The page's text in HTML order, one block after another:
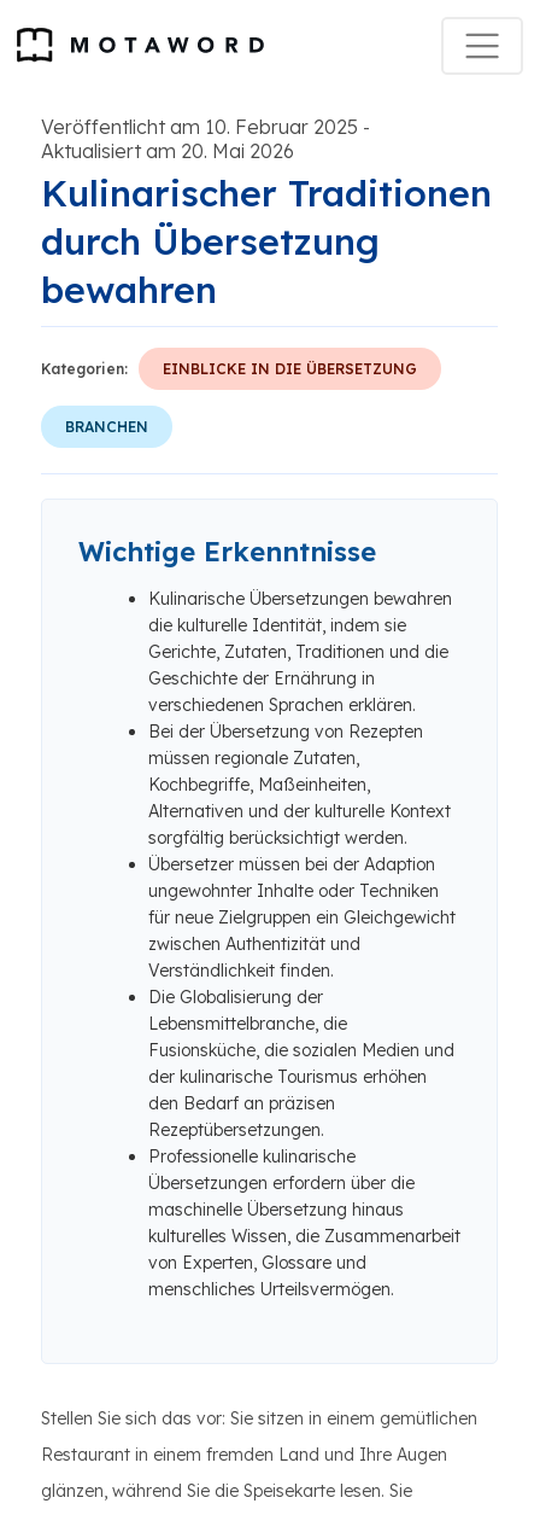
Veröffentlicht am 10. Februar 2025 -
Aktualisiert am 20. Mai 2026
Kulinarischer Traditionen
durch Übersetzung
bewahren
Kategorien: EINBLICKE IN DIE ÜBERSETZUNG
BRANCHEN
Wichtige Erkenntnisse
Kulinarische Übersetzungen bewahren
die kulturelle Identität, indem sie
Gerichte, Zutaten, Traditionen und die
Geschichte der Ernährung in
verschiedenen Sprachen erklären.
Bei der Übersetzung von Rezepten
müssen regionale Zutaten,
Kochbegriffe, Maßeinheiten,
Alternativen und der kulturelle Kontext
sorgfältig berücksichtigt werden.
Übersetzer müssen bei der Adaption
ungewohnter Inhalte oder Techniken
für neue Zielgruppen ein Gleichgewicht
zwischen Authentizität und
Verständlichkeit finden.
Die Globalisierung der
Lebensmittelbranche, die
Fusionsküche, die sozialen Medien und
der kulinarische Tourismus erhöhen
den Bedarf an präzisen
Rezeptübersetzungen.
Professionelle kulinarische
Übersetzungen erfordern über die
maschinelle Übersetzung hinaus
kulturelles Wissen, die Zusammenarbeit
von Experten, Glossare und
menschliches Urteilsvermögen.
Stellen Sie sich das vor: Sie sitzen in einem gemütlichen
Restaurant in einem fremden Land und Ihre Augen
glänzen, während Sie die Speisekarte lesen. Sie